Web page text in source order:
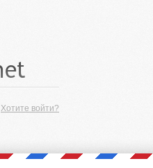
Хотите войти?